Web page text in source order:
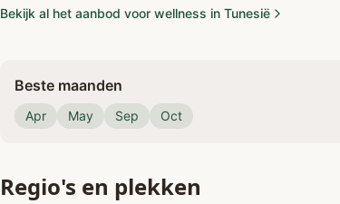
Bekijk al het aanbod voor wellness in Tunesië
Beste maanden
Apr May Sep Oct
Regio's en plekken